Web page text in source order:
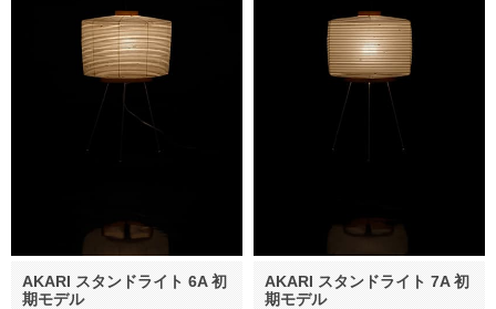
AKARI スタンドライト 6A 初
期モデル
AKARI スタンドライト 7A 初
期モデル